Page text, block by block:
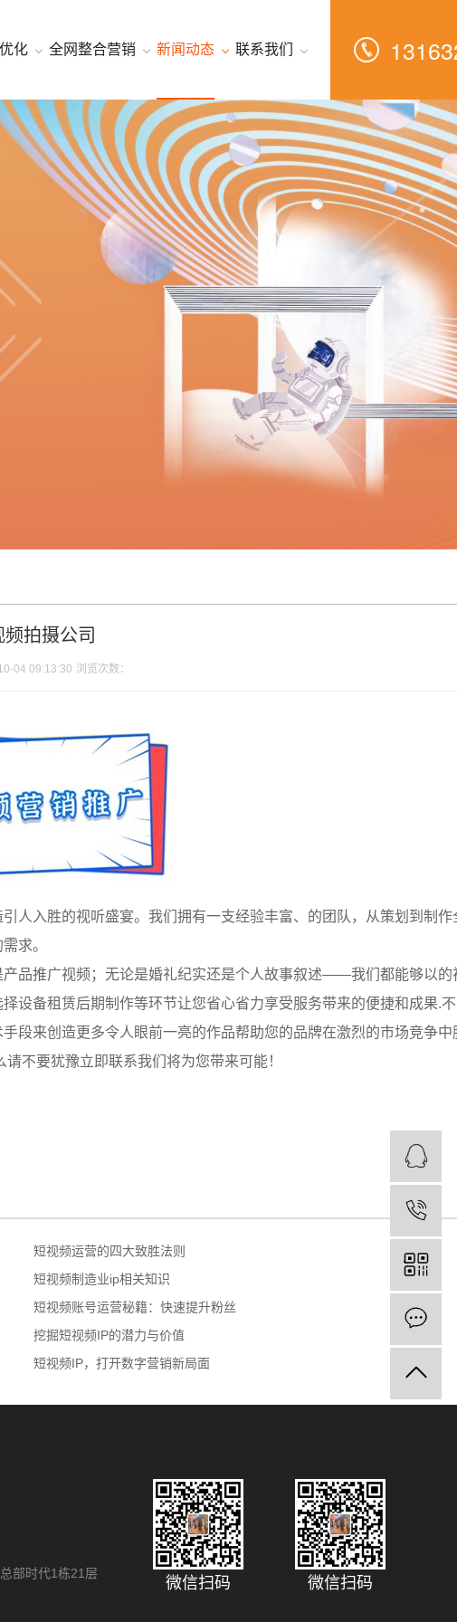
化 全网整合营销 新闻动态 联系我们
拍摄公司
04 09:13:30 浏览次数：
人入胜的视听盛宴。我们拥有一支经验丰富、的团队，从策划到制作
求。
品推广视频；无论是婚礼纪实还是个人故事叙述——我们都能够以的
设备租赁后期制作等环节让您省心省力享受服务带来的便捷和成果.不
段来创造更多令人眼前一亮的作品帮助您的品牌在激烈的市场竞争中
不要犹豫立即联系我们将为您带来可能！
短视频运营的四大致胜法则
短视频制造业ip相关知识
短视频账号运营秘籍：快速提升粉丝
挖掘短视频IP的潜力与价值
短视频IP，打开数字营销新局面
部时代1栋21层
微信扫码
微信扫码